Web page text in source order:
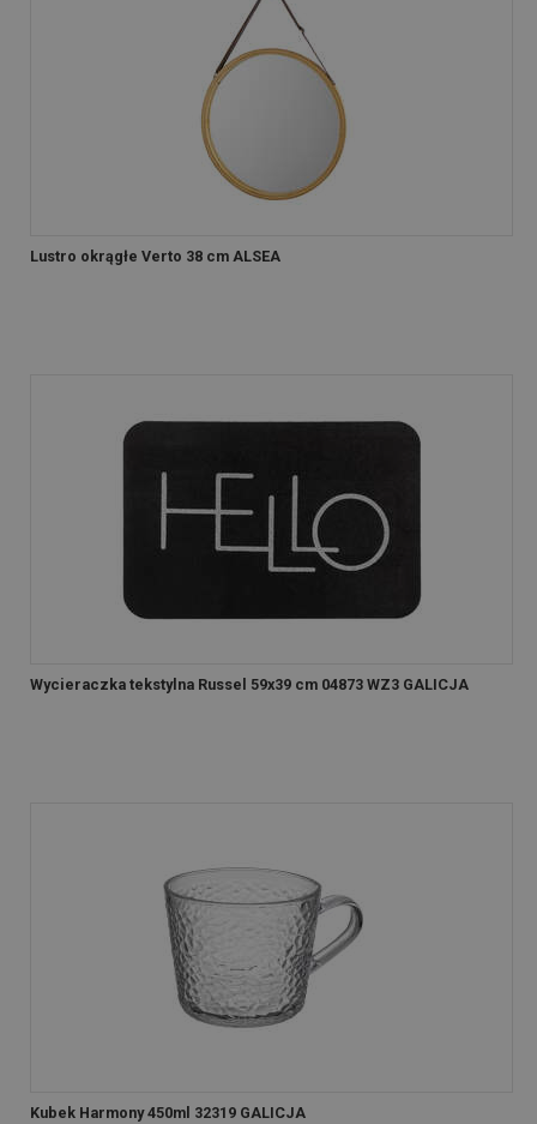
Lustro okrągłe Verto 38 cm ALSEA
Wycieraczka tekstylna Russel 59x39 cm 04873 WZ3 GALICJA
Kubek Harmony 450ml 32319 GALICJA